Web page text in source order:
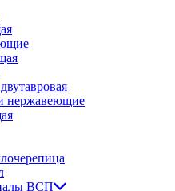
нержавеющие
ВСП